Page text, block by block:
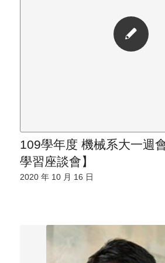
109學年度 機械系大一週
學習座談會】
2020 年 10 月 16 日